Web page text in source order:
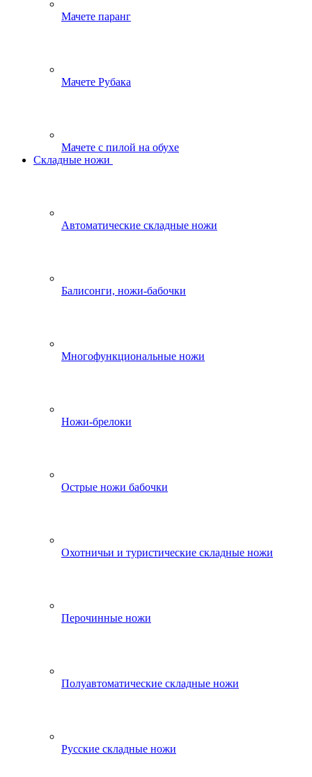
Мачете паранг
Мачете Рубака
Мачете с пилой на обухе
Складные ножи
Автоматические складные ножи
Балисонги, ножи-бабочки
Многофункциональные ножи
Ножи-брелоки
Острые ножи бабочки
Охотничьи и туристические складные ножи
Перочинные ножи
Полуавтоматические складные ножи
Русские складные ножи